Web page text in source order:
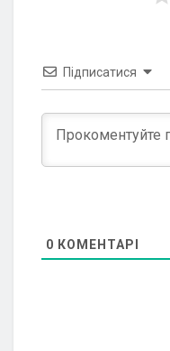
Підписатися
0 КОМЕНТАРІ